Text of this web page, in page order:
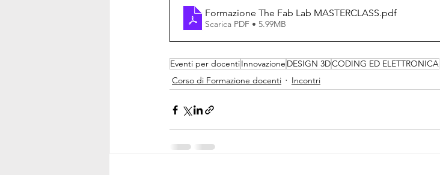
Formazione The Fab Lab MASTERCLASS.pdf
Scarica PDF • 5.99MB
Eventi per docentiInnovazione DESIGN 3DCODING ED ELETTRONICA
Corso di Formazione docenti
Incontri